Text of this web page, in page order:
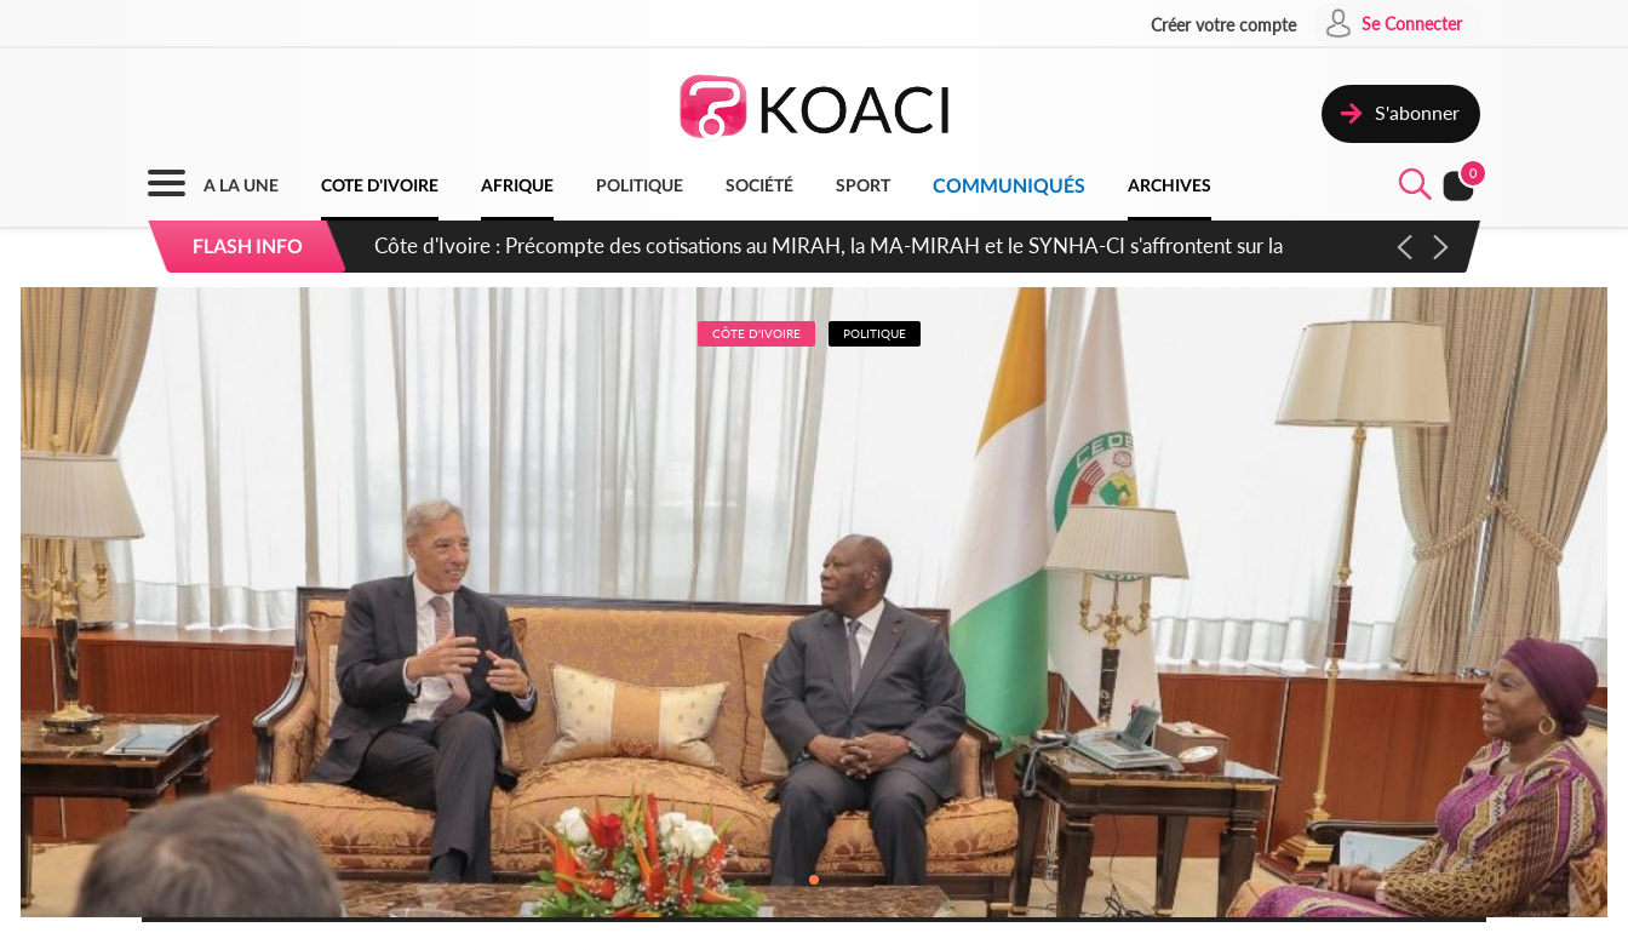
Créer votre compte Se Connecter
S'abonner
A LA UNE COTE D'IVOIRE AFRIQUE POLITIQUE SOCIÉTÉ SPORT COMMUNIQUÉS ARCHIVES
0
FLASH INFO Côte d'Ivoire : Indépendance 2026, Thiam plaide pour un environnement démocratique plus apaisé
CÔTE D'IVOIRE POLITIQUE